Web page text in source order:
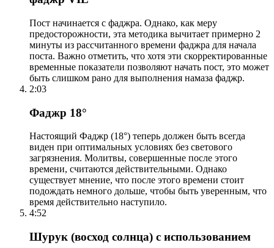
Пост начинается с фаджра. Однако, как меру
предосторожности, эта методика вычитает примерно 2
минуты из рассчитанного времени фаджра для начала
поста. Важно отметить, что хотя эти скорректированные
временные показатели позволяют начать пост, это может
быть слишком рано для выполнения намаза фаджр.
2:03
Фаджр 18°
Настоящий Фаджр (18°) теперь должен быть всегда
виден при оптимальных условиях без светового
загрязнения. Молитвы, совершенные после этого
времени, считаются действительными. Однако
существует мнение, что после этого времени стоит
подождать немного дольше, чтобы быть уверенным, что
время действительно наступило.
4:52
Шурук (восход солнца) с использованием